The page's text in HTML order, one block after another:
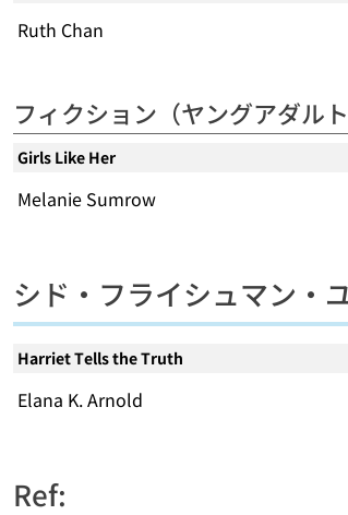
Ruth Chan
フィクション（ヤングアダルト
Girls Like Her
Melanie Sumrow
シド・フライシュマン・
Harriet Tells the Truth
Elana K. Arnold
Ref: